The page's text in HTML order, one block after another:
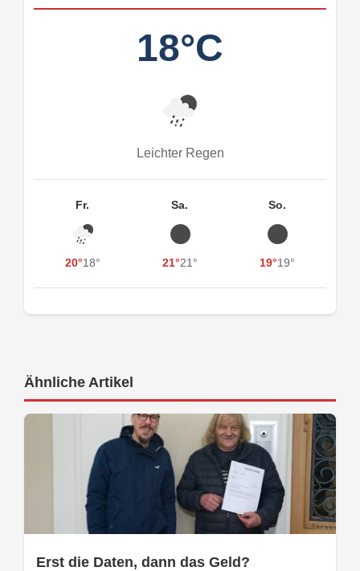
18°C
Leichter Regen
Fr.
20°18°
Sa.
21°21°
So.
19°19°
Ähnliche Artikel
Erst die Daten, dann das Geld?